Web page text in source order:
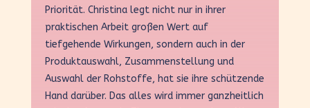
Priorität. Christina legt nicht nur in ihrer
praktischen Arbeit großen Wert auf
tiefgehende Wirkungen, sondern auch in der
Produktauswahl, Zusammenstellung und
Auswahl der Rohstoffe, hat sie ihre schützende
Hand darüber. Das alles wird immer ganzheitlich